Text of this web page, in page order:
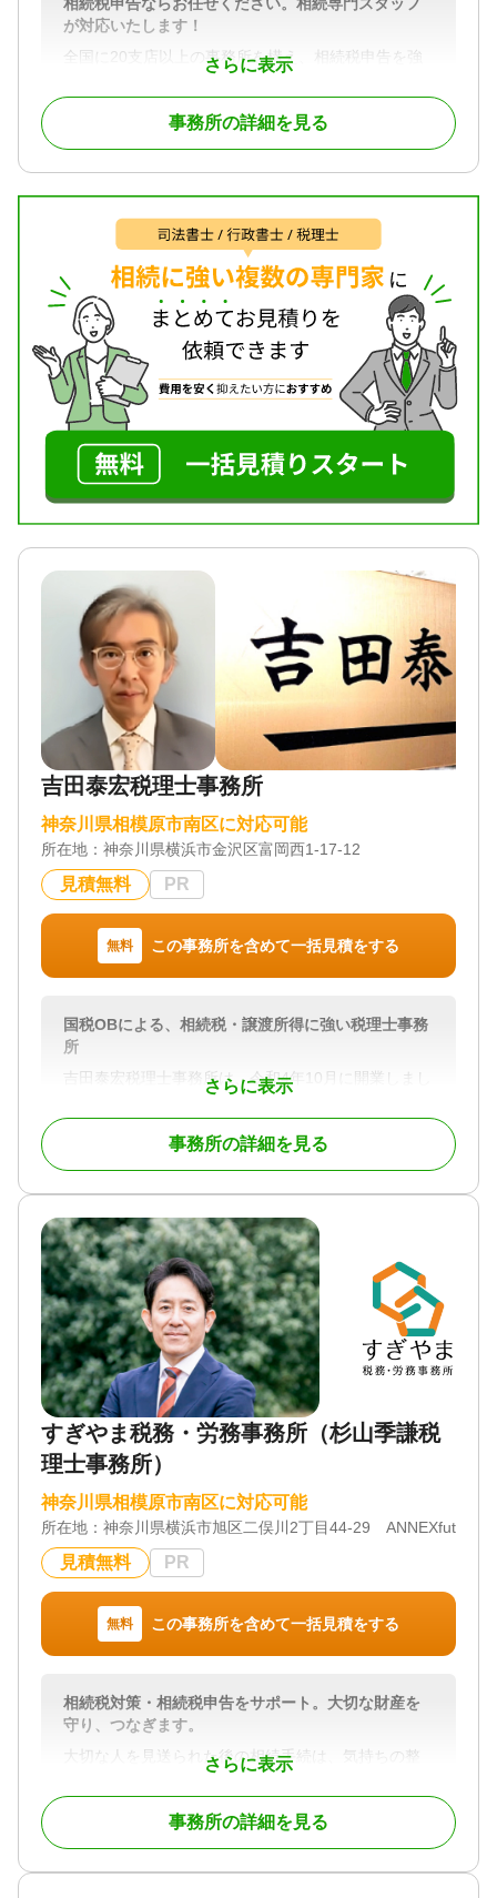
続手続き / 銀行手続き / 戸籍収集 / 相続税対策 / 相続
人調査
さらに表示
が対応いたします！
全国に20支店以上の事務所を構え、相続税申告を強
みとしている税理士法人です。相続税に関するご質
問は何なりとお申し付けください。相続専門スタッ
フが親切丁寧に対応させていただきます。元税務署
職員であった税理士（国税OB）も多数在籍しており
対応地域
神奈川県全域
対応業務
遺言書 / 相続税申告 / 相続手続き
対応体制
電話相談可 / 訪問可 / 女性スタッフ対応可 / 土日相談
可 / 初回相談無料 / 18時以降相談可 / オンライン面談
可 / 事務所面談可
事務所の詳細を見る
吉田泰宏税理士事務所
神奈川県相模原市南区に対応可能
所在地： 神奈川県横浜市金沢区富岡西1-17-12
見積無料 PR
無料 この事務所を含めて一括見積をする
さらに表示
国税OBによる、相続税・譲渡所得に強い税理士事務
所
吉田泰宏税理士事務所は、令和4年10月に開業しまし
日本も高齢化社会へ迎え、税務署勤務時代から多く
の相続や生前贈与等の対策に苦慮されておられる
方々にお会いしてきました。
おひとりでは、中々解決が難しい場合もあります。
たいと思います。
お気軽に、ご連絡ください。
対応地域
横浜市、鎌倉市、逗子市、横須賀市、三浦市、葉山
町
対応業務
遺言書 / 相続税申告 / 相続人調査
対応体制
土日相談可 / 初回相談無料 / 18時以降相談可 / 事務所
事務所の詳細を見る
すぎやま税務・労務事務所（杉山季謙税
理士事務所）
神奈川県相模原市南区に対応可能
所在地： 神奈川県横浜市旭区二俣川2丁目44-29
見積無料 PR
無料 この事務所を含めて一括見積をする
さらに表示
相続税対策・相続税申告をサポート。大切な財産を
守り、つなぎます。
大切な人を見送られた後の相続手続は、気持ちの整
理がつかない中で進めなければならず、不安や負担
が多いものです。
「何をしたらよいか分からず不安」「相続税が心
配」と感じられる方がほとんどです。
事務所の詳細を見る